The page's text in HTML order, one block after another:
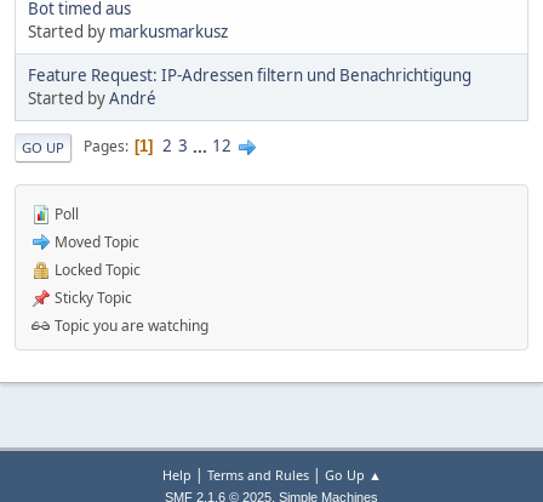
Bot timed aus
Started by markusmarkusz
Feature Request: IP-Adressen filtern und Benachrichtigung
Started byAndré
GO UP Pages 1 2 3 ... 12
Poll
Moved Topic
Locked Topic
Sticky Topic
Topic you are watching
Help | Terms and Rules| Go Up ▲
SMF 2.1.6 © 2025, Simple Machines